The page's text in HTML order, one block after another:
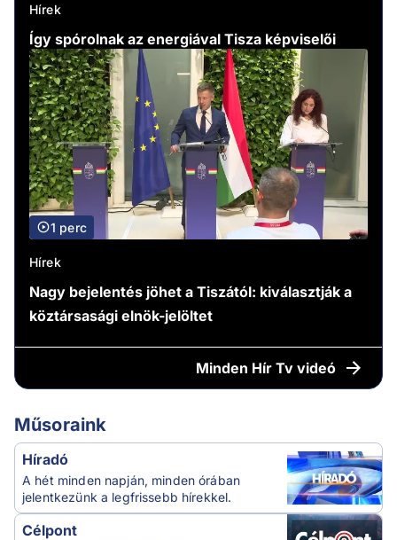
Hírek
Így spórolnak az energiával Tisza képviselői
1 perc
Hírek
Nagy bejelentés jöhet a Tiszától: kiválasztják a
köztársasági elnök-jelöltet
Minden Hír Tv videó
Műsoraink
Híradó
A hét minden napján, minden órában
jelentkezünk a legfrissebb hírekkel.
Célpont